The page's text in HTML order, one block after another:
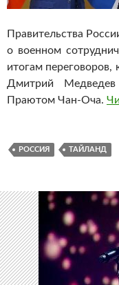
Правительства
о военном
итогам переговоров,
Дмитрий
Праютом Чан-Оча.
РОССИЯ ТАЙЛАНД